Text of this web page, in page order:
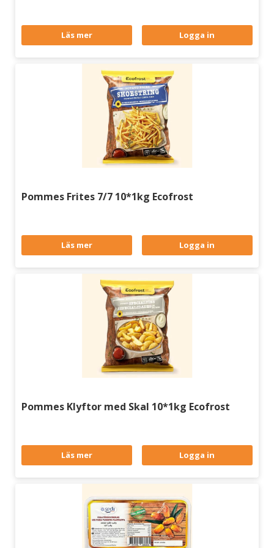
Läs mer Logga in
Pommes Frites 7/7 10*1kg Ecofrost
Läs mer Logga in
Pommes Klyftor med Skal 10*1kg Ecofrost
Läs mer Logga in